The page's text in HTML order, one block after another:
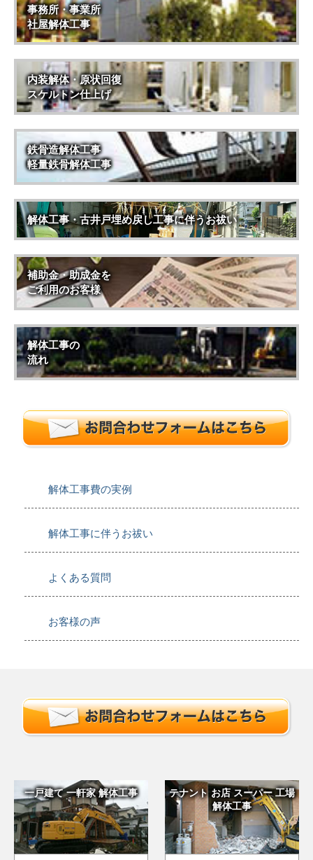
事務所・事業所
社屋解体工事
内装解体・原状回復
スケルトン仕上げ
鉄骨造解体工事
軽量鉄骨解体工事
解体工事・古井戸埋め戻し工事に伴うお祓い
補助金・助成金を
ご利用のお客様
解体工事の
流れ
解体工事費の実例
解体工事に伴うお祓い
よくある質問
お客様の声
一戸建て 一軒家 解体工事
テナント お店 スーパー 工場
解体工事